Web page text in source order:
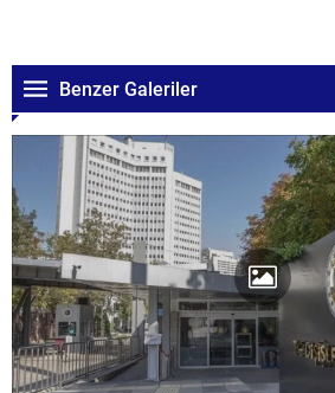
Benzer Galeriler